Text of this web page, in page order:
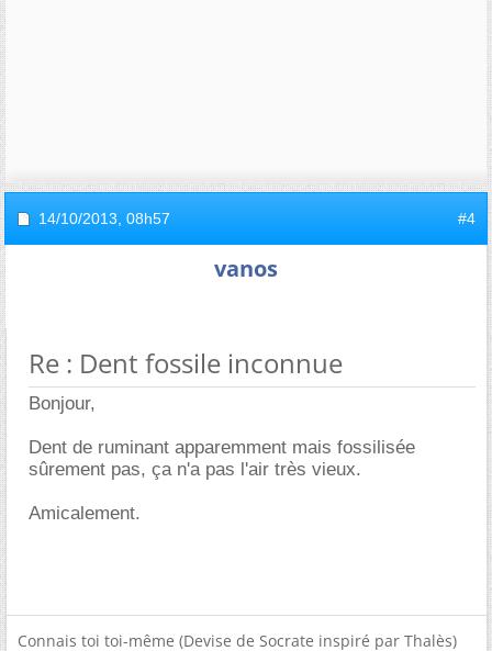
14/10/2013, 08h57 #4
vanos
Re : Dent fossile inconnue
Bonjour,
Dent de ruminant apparemment mais fossilisée
sûrement pas, ça n'a pas l'air très vieux.
Amicalement.
Connais toi toi-même (Devise de Socrate inspiré par Thalès)